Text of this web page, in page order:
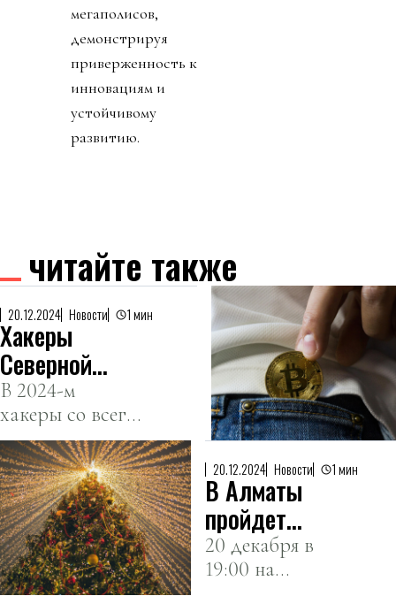
мегаполисов,
демонстрируя
приверженность к
инновациям и
устойчивому
развитию.
читайте также
20.12.2024 Новости 1 мин
Хакеры
Северной
Кореи украли
$1,3 млрд в
криптовалюте
в этом году
В 2024-м
хакеры со всего
мира украли
криптовалюту
на общую сумму
2,2 млрд
долларов.
20.12.2024 Новости 1 мин
В Алматы
пройдет
церемония
зажжения
20 декабря в
19:00 на